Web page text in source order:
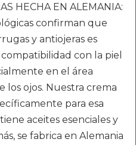
HECHA EN ALEMANIA:
confirman que
y antiojeras es
con la piel
en el área
los ojos. Nuestra crema
para esa
aceites esenciales y
se fabrica en Alemania